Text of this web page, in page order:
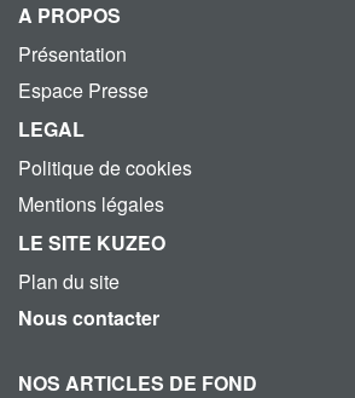
A PROPOS
Présentation
Espace Presse
LEGAL
Politique de cookies
Mentions légales
LE SITE KUZEO
Plan du site
Nous contacter
NOS ARTICLES DE FOND